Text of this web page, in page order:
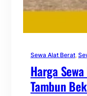
Sewa Alat Berat,
Harga
Tambun